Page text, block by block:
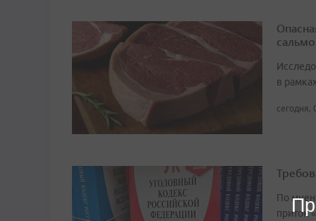
в
сегодня,
По
приток